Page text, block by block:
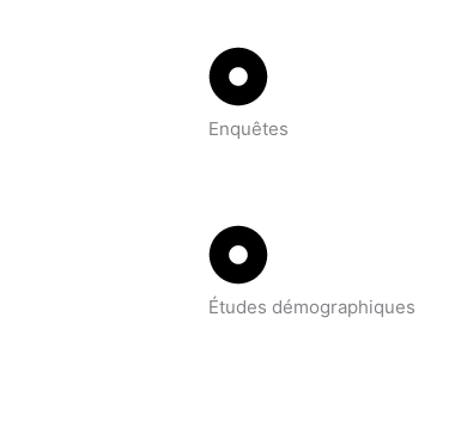
Enquêtes
Études démographiques